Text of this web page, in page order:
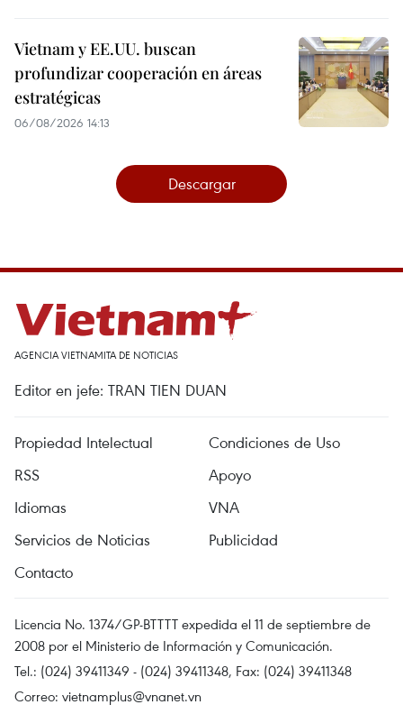
Vietnam y EE.UU. buscan
profundizar cooperación en áreas
estratégicas
06/08/2026 14:13
Descargar
AGENCIA VIETNAMITA DE NOTICIAS
Editor en jefe: TRAN TIEN DUAN
Propiedad Intelectual
Condiciones de Uso
RSS
Apoyo
Idiomas
VNA
Servicios de Noticias
Publicidad
Contacto
Licencia No. 1374/GP-BTTTT expedida el 11 de septiembre de
2008 por el Ministerio de Información y Comunicación.
Tel.: (024) 39411349 - (024) 39411348, Fax: (024) 39411348
Correo: vietnamplus@vnanet.vn